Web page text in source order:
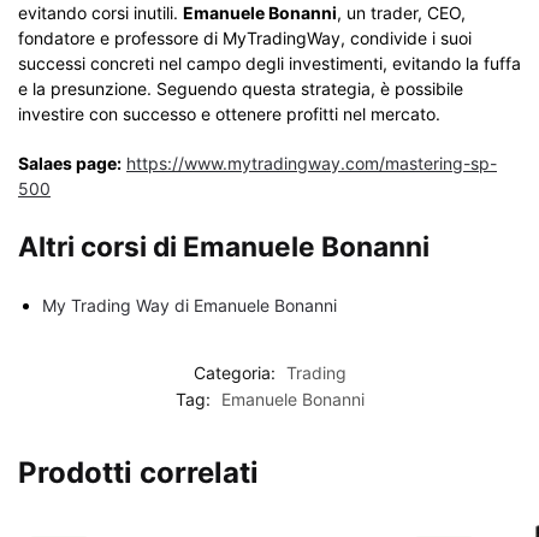
evitando corsi inutili. Emanuele Bonanni, un trader, CEO,
fondatore e professore di MyTradingWay, condivide i suoi
successi concreti nel campo degli investimenti, evitando la fuffa
e la presunzione. Seguendo questa strategia, è possibile
investire con successo e ottenere profitti nel mercato.
Salaes page: https://www.mytradingway.com/mastering-sp-
500
Altri corsi di Emanuele Bonanni
My Trading Way di Emanuele Bonanni
Categoria: Trading
Tag:
Emanuele Bonanni
Prodotti correlati